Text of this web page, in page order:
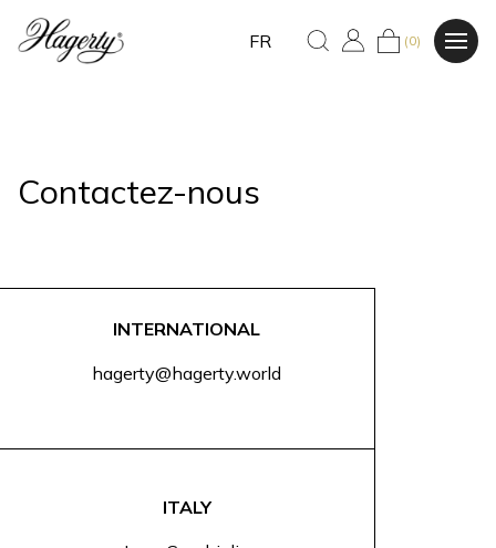
FR (0)
Contactez-nous
INTERNATIONAL
hagerty@hagerty.world
ITALY